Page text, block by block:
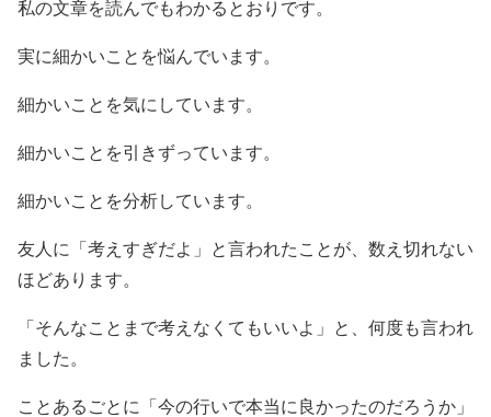
私の文章を読んでもわかるとおりです。
実に細かいことを悩んでいます。
細かいことを気にしています。
細かいことを引きずっています。
細かいことを分析しています。
友人に「考えすぎだよ」と言われたことが、数え切れない
ほどあります。
「そんなことまで考えなくてもいいよ」と、何度も言われ
ました。
ことあるごとに「今の行いで本当に良かったのだろうか」